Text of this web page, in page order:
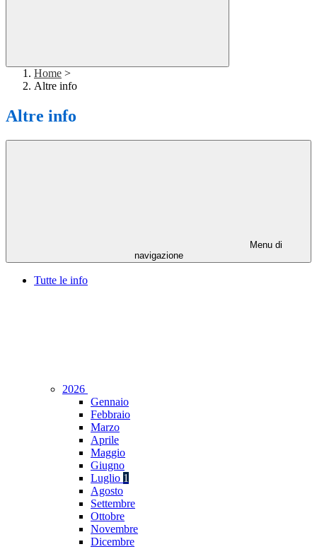
Home >
Altre info
Altre info
Menu di
navigazione
Tutte le info
2026
Gennaio
Febbraio
Marzo
Aprile
Maggio
Giugno
Luglio 1
Agosto
Settembre
Ottobre
Novembre
Dicembre